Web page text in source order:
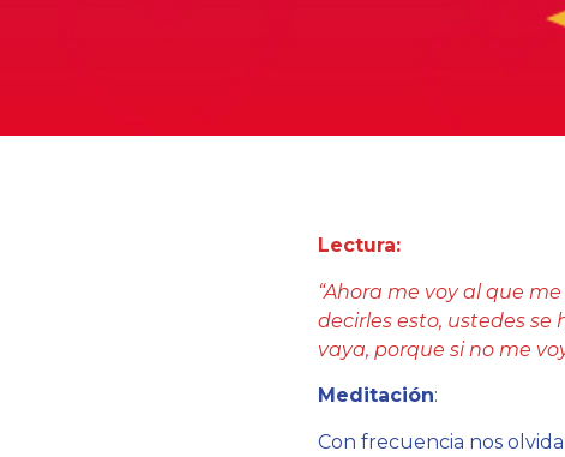
Lectura:
“Ahora me voy al que
decirles esto, ustedes se
vaya, porque si no me
Meditación:
Con frecuencia nos